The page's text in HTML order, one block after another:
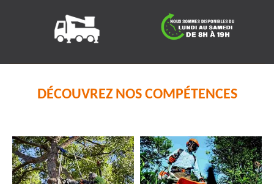
DÉCOUVREZ NOS COMPÉTENCES